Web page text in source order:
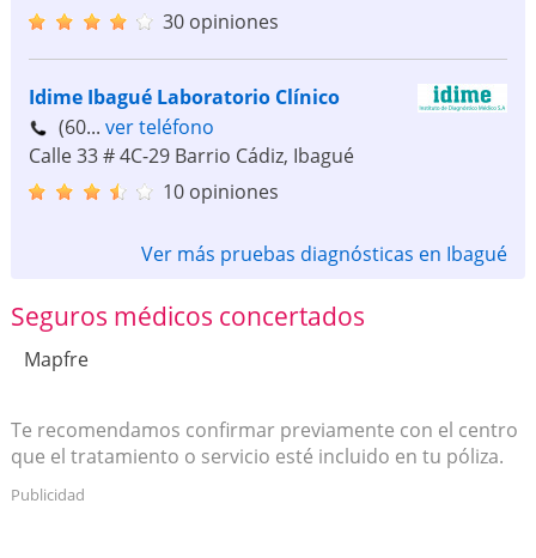
30 opiniones
Idime Ibagué Laboratorio Clínico
(60... ver teléfono
Calle 33 # 4C-29 Barrio Cádiz, Ibagué
10 opiniones
Ver más pruebas diagnósticas en Ibagué
Seguros médicos concertados
Mapfre
Te recomendamos confirmar previamente con el centro
que el tratamiento o servicio esté incluido en tu póliza.
Publicidad